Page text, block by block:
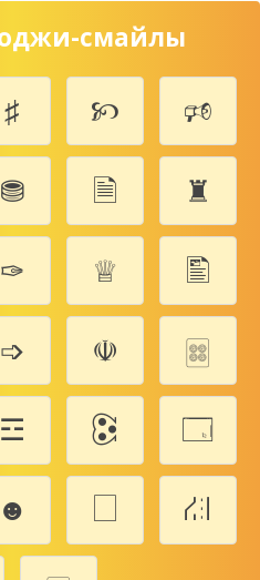
смайлы
♯ 🙡
🕫
⛃ 🗎
♜
✑ ♕
🖺
➩ ☫
🀜
☲ 🕃
🗔
☻ 🗌
⛜